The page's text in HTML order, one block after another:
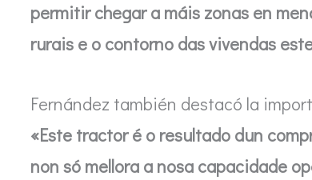
permitir chegar a máis zonas en
rurais e o contorno das vivendas
Fernández también destacó la
«Este tractor é o resultado dun
non só mellora a nosa capacidade